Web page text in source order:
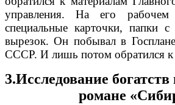
управления. На его рабочем
специальные карточки, папки с
вырезок. Он побывал в
СССР. И лишь потом обратился к
3.Исследование
романе